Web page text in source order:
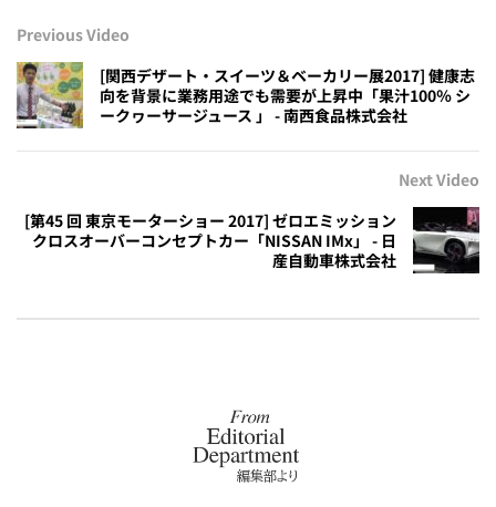
Previous Video
[関西デザート・スイーツ＆ベーカリー展2017] 健康志
向を背景に業務用途でも需要が上昇中「果汁100％ シ
ークヮーサージュース 」 - 南西食品株式会社
Next Video
[第45 回 東京モーターショー 2017] ゼロエミッション
クロスオーバーコンセプトカー「NISSAN IMx」 - 日
産自動車株式会社